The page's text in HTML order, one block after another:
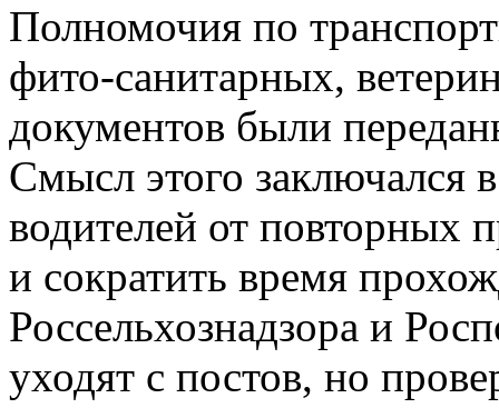
Полномочия по
фито-санитарных,
документов были
Смысл этого заключался
водителей от повторных
и сократить время
Россельхознадзора и
уходят с постов, но